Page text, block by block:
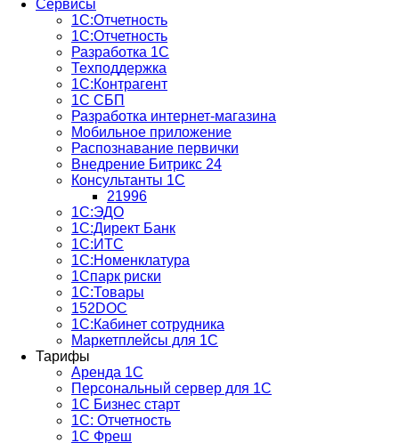
Сервисы
1С:Отчетность
1С:Отчетность
Разработка 1С
Техподдержка
1С:Контрагент
1С СБП
Разработка интернет-магазина
Мобильное приложение
Распознавание первички
Внедрение Битрикс 24
Консультанты 1С
21996
1С:ЭДО
1С:Директ Банк
1С:ИТС
1С:Номенклатура
1Спарк риски
1С:Товары
152DOC
1С:Кабинет сотрудника
Маркетплейсы для 1С
Тарифы
Аренда 1С
Персональный сервер для 1С
1С Бизнес старт
1С: Отчетность
1C Фреш